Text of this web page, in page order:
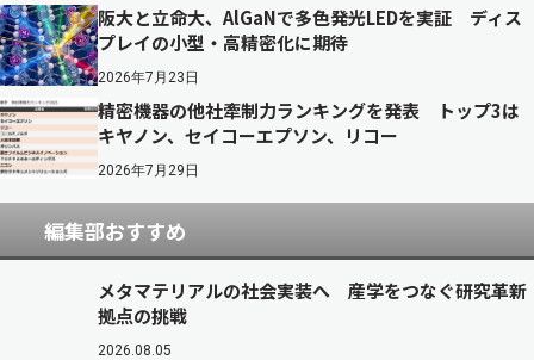
阪大と立命大、AlGaNで多色発光LEDを実証 ディス
プレイの小型・高精密化に期待
2026年7月23日
精密機器の他社牽制力ランキングを発表 トップ3は
キヤノン、セイコーエプソン、リコー
2026年7月29日
編集部おすすめ
メタマテリアルの社会実装へ 産学をつなぐ研究革新
拠点の挑戦
2026.08.05